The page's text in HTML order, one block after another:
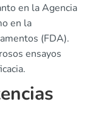
en la Agencia
en la
(FDA).
ensayos